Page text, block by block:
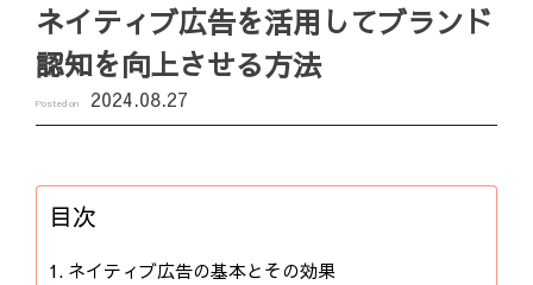
ネイティブ広告を活用してブランド
認知を向上させる方法
Posted on 2024.08.27
目次
ネイティブ広告の基本とその効果